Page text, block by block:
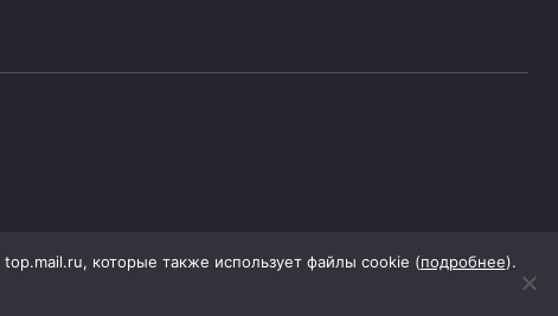
которые также использует файлы cookie (подробнее).